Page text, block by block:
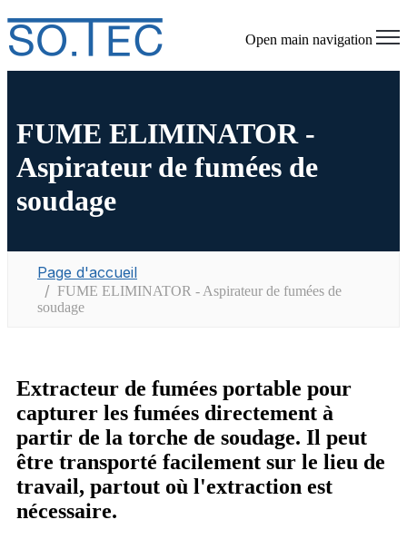
Open main navigation
FUME ELIMINATOR -
Aspirateur de fumées de
soudage
Page d'accueil
FUME ELIMINATOR - Aspirateur de fumées de
soudage
Extracteur de fumées portable pour
capturer les fumées directement à
partir de la torche de soudage. Il peut
être transporté facilement sur le lieu de
travail, partout où l'extraction est
nécessaire.